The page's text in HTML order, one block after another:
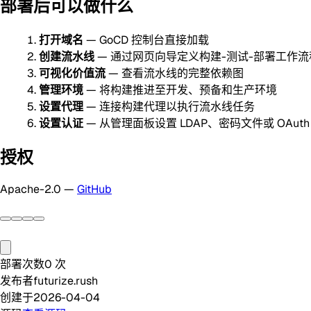
部署后可以做什么
打开域名 — GoCD 控制台直接加载
创建流水线— 通过网页向导定义构建-测试-部署工作
可视化价值流— 查看流水线的完整依赖图
管理环境— 将构建推进至开发、预备和生产环境
设置代理— 连接构建代理以执行流水线任务
设置认证— 从管理面板设置 LDAP、密码文件或 OAuth
授权
Apache-2.0 — GitHub
部署次数0 次
发布者futurize.rush
创建于2026-04-04